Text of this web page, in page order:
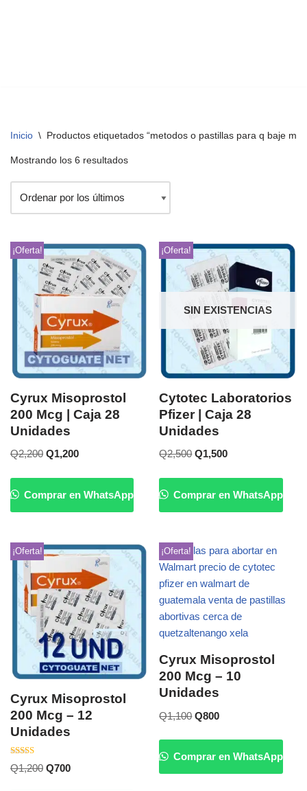
Inicio \ Productos etiquetados “metodos o pastillas para q baje mi
Mostrando los 6 resultados
¡Oferta!
Cyrux Misoprostol
200 Mcg | Caja 28
Unidades
Q2,200 Q1,200
Comprar en WhatsApp
SIN EXISTENCIAS
¡Oferta!
Cytotec Laboratorios
Pfizer | Caja 28
Unidades
Q2,500 Q1,500
Comprar en WhatsApp
¡Oferta!
Cyrux Misoprostol
200 Mcg – 12
Unidades
Valorado
con
Q1,200 Q700
¡Oferta!
Cyrux Misoprostol
200 Mcg – 10
Unidades
Q1,100 Q800
Comprar en WhatsApp